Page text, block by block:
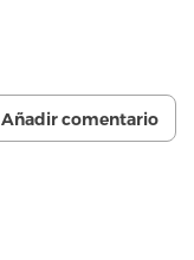
Añadir comentario